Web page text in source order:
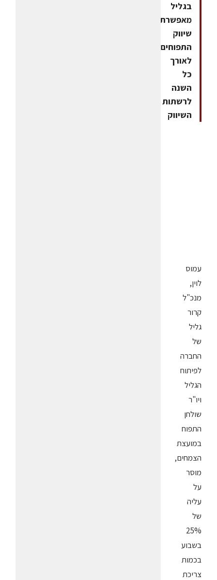
בגליל
מאפשרת
שיווק
התפוחים
לאורך
כל
השנה
לרשתות
השיווק
עמוס
לוין,
מנכ"ל
קרור
גליל
של
החברה
לפיתוח
הגליל
ויו"ר
שולחן
התפוח
במועצת
הצמחים,
מוסר
על
עליה
של
25%
בשבוע
בכמות
צריכת